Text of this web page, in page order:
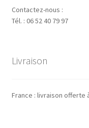
Contactez-nous :
Tél. : 06 52 40 79 97
Livraison
France : livraison offerte